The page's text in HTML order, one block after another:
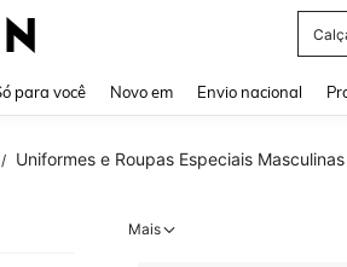
para você Novo em Envio nacional
/ Uniformes e Roupas Especiais Masculinas
Mais